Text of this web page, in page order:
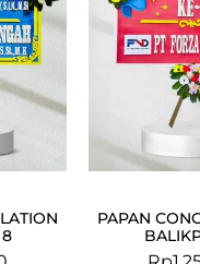
8
PAPAN